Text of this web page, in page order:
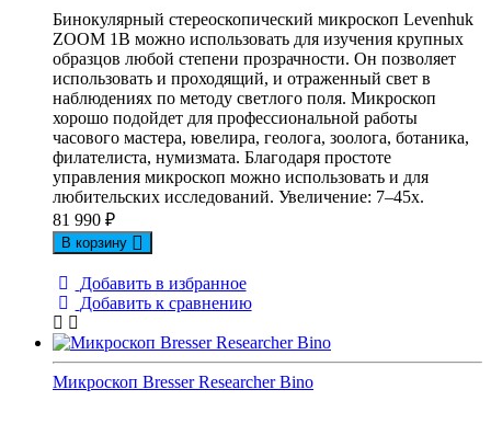
Бинокулярный стереоскопический микроскоп Levenhuk
ZOOM 1B можно использовать для изучения крупных
образцов любой степени прозрачности. Он позволяет
использовать и проходящий, и отраженный свет в
наблюдениях по методу светлого поля. Микроскоп
хорошо подойдет для профессиональной работы
часового мастера, ювелира, геолога, зоолога, ботаника,
филателиста, нумизмата. Благодаря простоте
управления микроскоп можно использовать и для
любительских исследований. Увеличение: 7–45х.
81 990 ₽
В корзину
Добавить в избранное
Добавить к сравнению
Микроскоп Bresser Researcher Bino